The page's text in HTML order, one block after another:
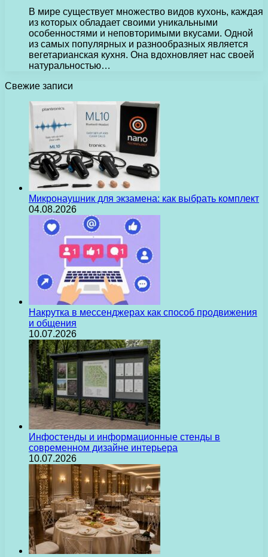
В мире существует множество видов кухонь, каждая
из которых обладает своими уникальными
особенностями и неповторимыми вкусами. Одной
из самых популярных и разнообразных является
вегетарианская кухня. Она вдохновляет нас своей
натуральностью…
Свежие записи
Микронаушник для экзамена: как выбрать комплект
04.08.2026
Накрутка в мессенджерах как способ продвижения
и общения
10.07.2026
Инфостенды и информационные стенды в
современном дизайне интерьера
10.07.2026